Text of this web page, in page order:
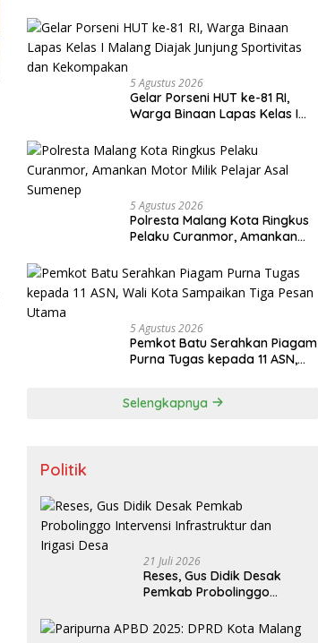
Bahagia’ Dukung Pembinaan
5 Agustus 2026
Gelar Porseni HUT ke-81 RI,
Warga Binaan Lapas Kelas I
Sportivitas dan Kekompakan
5 Agustus 2026
Polresta Malang Kota Ringkus
Pelaku Curanmor, Amankan
Sumenep
5 Agustus 2026
Pemkot Batu Serahkan Piagam
Purna Tugas kepada 11 ASN,
Selengkapnya
Politik
21 Juli 2026
Reses, Gus Didik Desak
Pemkab Probolinggo
dan Irigasi Desa